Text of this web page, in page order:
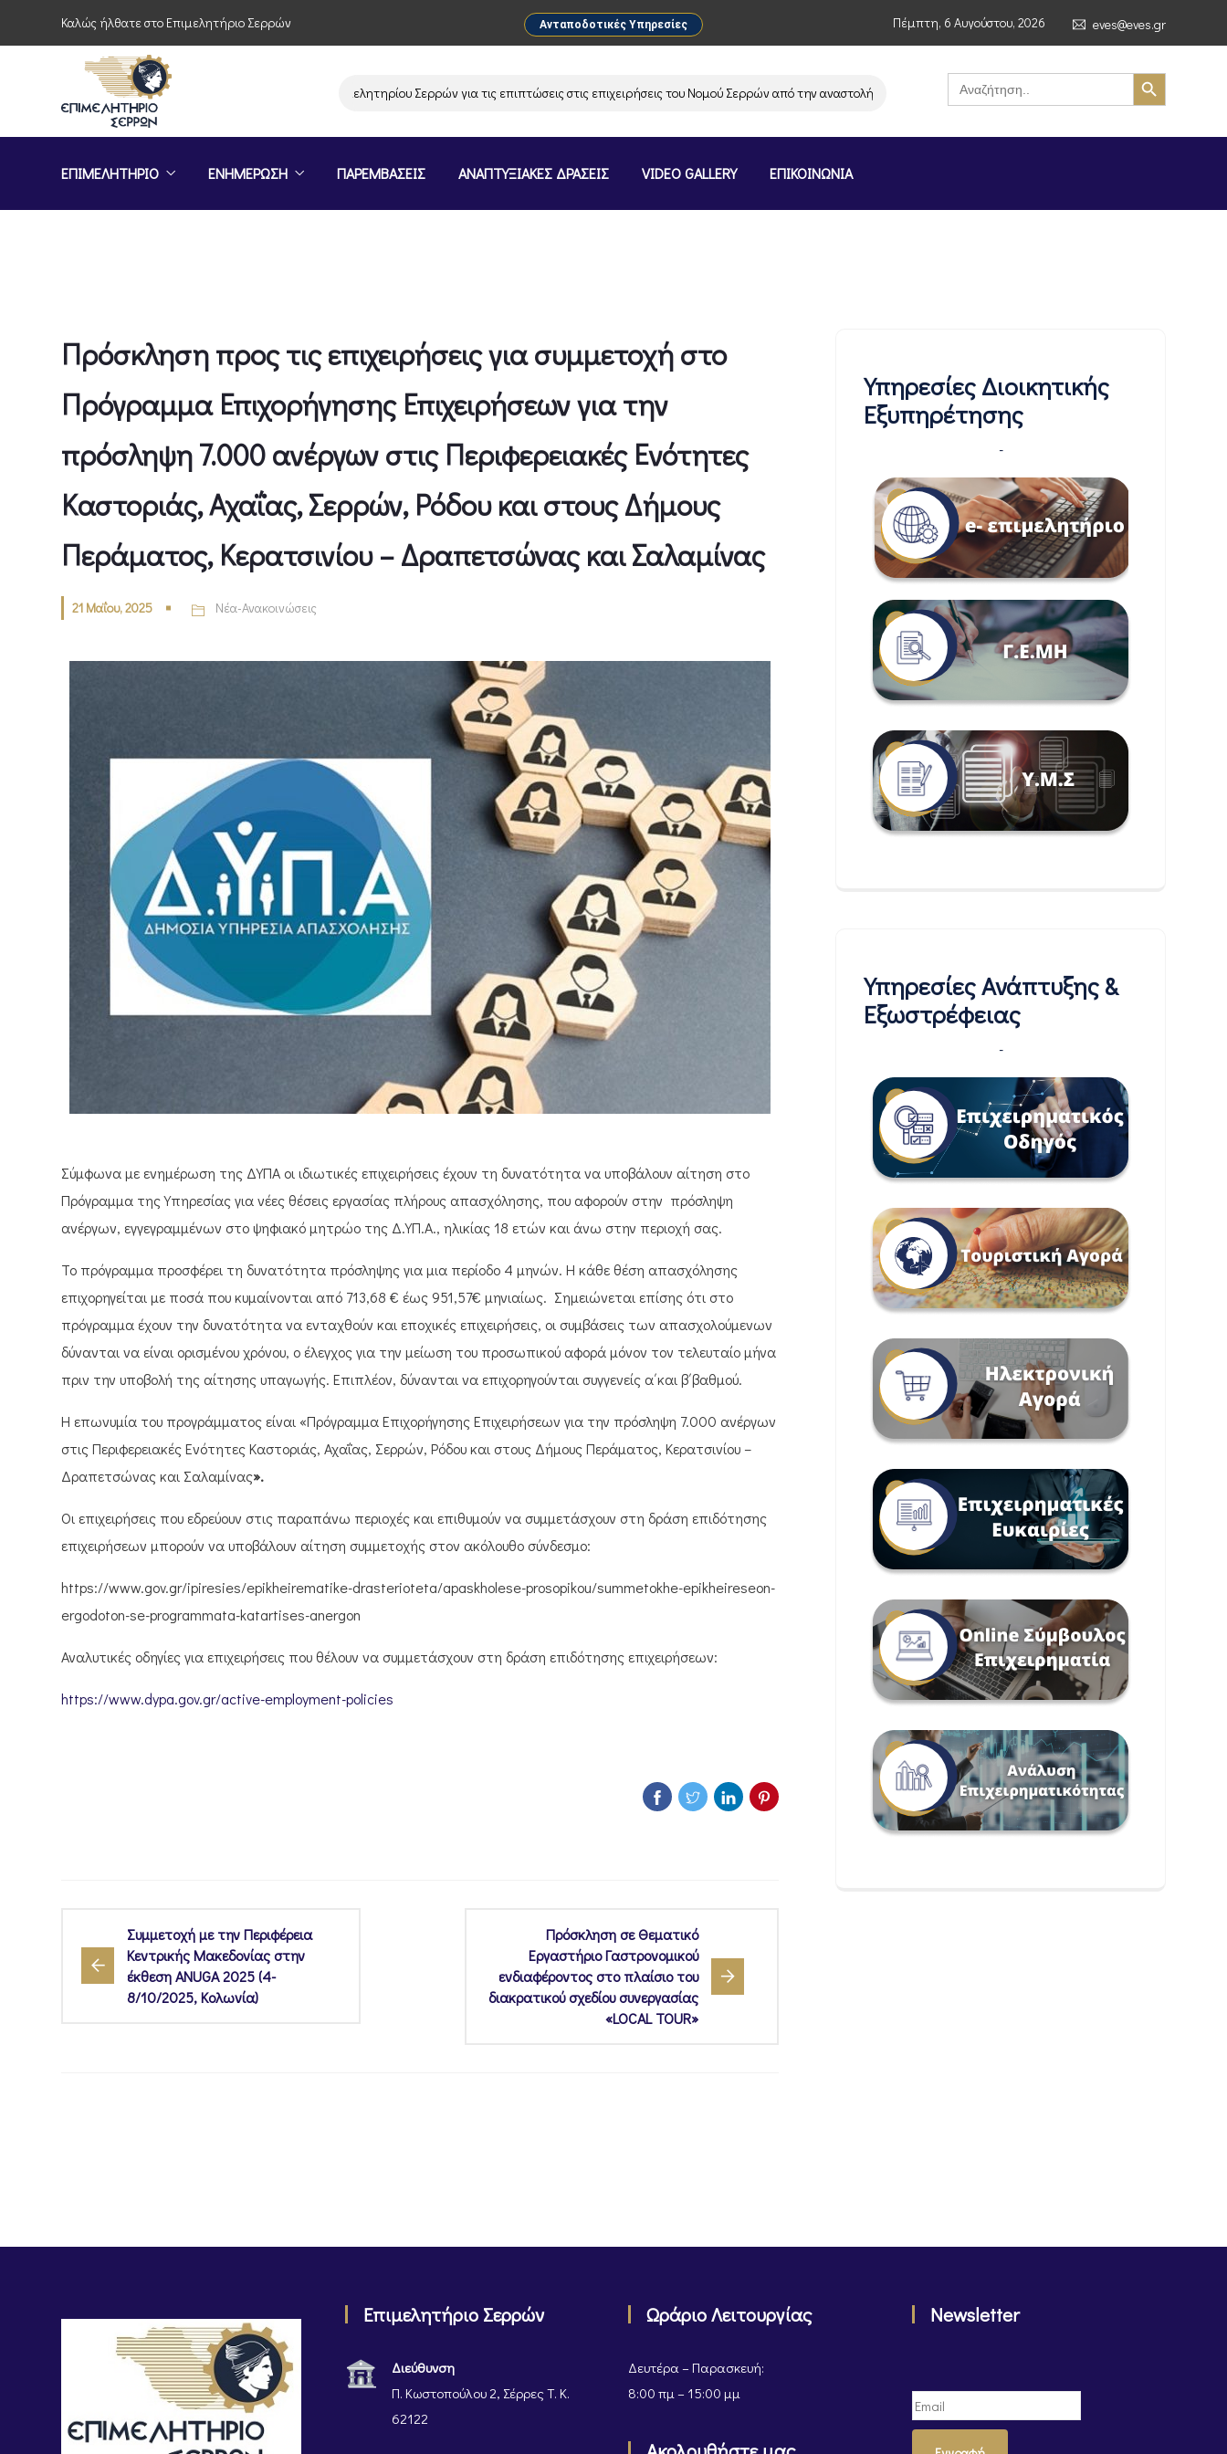
Καλώς ήλθατε στο Επιμελητήριο Σερρών Ανταποδοτικές Υπηρεσίες Πέμπτη, 6 Αυγούστου, 2026 eves@eves.gr
Παρέμβαση του Επιμελητηρίου Σερρών για τις επιπτώσεις στις επιχειρήσεις του Νομού Σερρών από την αναστολή λειτουργίας της αλυσίδας σούπερ μάρκετ MERE στην Ελλάδα –
Search
for:
Search Button
ΕΠΙΜΕΛΗΤΗΡΙΟ ΕΝΗΜΕΡΩΣΗ ΠΑΡΕΜΒΑΣΕΙΣ ΑΝΑΠΤΥΞΙΑΚΕΣ ΔΡΑΣΕΙΣ VIDEO GALLERY ΕΠΙΚΟΙΝΩΝΙΑ
Πρόσκληση προς τις επιχειρήσεις για συμμετοχή στο
Πρόγραμμα Επιχορήγησης Επιχειρήσεων για την
πρόσληψη 7.000 ανέργων στις Περιφερειακές Ενότητες
Καστοριάς, Αχαΐας, Σερρών, Ρόδου και στους Δήμους
Περάματος, Κερατσινίου – Δραπετσώνας και Σαλαμίνας
21 Μαΐου, 2025 Νέα-Ανακοινώσεις
Σύμφωνα με ενημέρωση της ΔΥΠΑ οι ιδιωτικές επιχειρήσεις έχουν τη δυνατότητα να υποβάλουν αίτηση στο
Πρόγραμμα της Υπηρεσίας για νέες θέσεις εργασίας πλήρους απασχόλησης, που αφορούν στην πρόσληψη
ανέργων, εγγεγραμμένων στο ψηφιακό μητρώο της Δ.ΥΠ.Α., ηλικίας 18 ετών και άνω στην περιοχή σας.
Το πρόγραμμα προσφέρει τη δυνατότητα πρόσληψης για μια περίοδο 4 μηνών. Η κάθε θέση απασχόλησης
επιχορηγείται με ποσά που κυμαίνονται από 713,68 € έως 951,57€ μηνιαίως. Σημειώνεται επίσης ότι στο
πρόγραμμα έχουν την δυνατότητα να ενταχθούν και εποχικές επιχειρήσεις, οι συμβάσεις των απασχολούμενων
δύνανται να είναι ορισμένου χρόνου, ο έλεγχος για την μείωση του προσωπικού αφορά μόνον τον τελευταίο μήνα
πριν την υποβολή της αίτησης υπαγωγής. Επιπλέον, δύνανται να επιχορηγούνται συγγενείς α΄και β΄βαθμού.
Η επωνυμία του προγράμματος είναι «Πρόγραμμα Επιχορήγησης Επιχειρήσεων για την πρόσληψη 7.000 ανέργων
στις Περιφερειακές Ενότητες Καστοριάς, Αχαΐας, Σερρών, Ρόδου και στους Δήμους Περάματος, Κερατσινίου –
Δραπετσώνας και Σαλαμίνας».
Οι επιχειρήσεις που εδρεύουν στις παραπάνω περιοχές και επιθυμούν να συμμετάσχουν στη δράση επιδότησης
επιχειρήσεων μπορούν να υποβάλουν αίτηση συμμετοχής στον ακόλουθο σύνδεσμο:
https://www.gov.gr/ipiresies/epikheirematike-drasterioteta/apaskholese-prosopikou/summetokhe-epikheireseon-
ergodoton-se-programmata-katartises-anergon
Αναλυτικές οδηγίες για επιχειρήσεις που θέλουν να συμμετάσχουν στη δράση επιδότησης επιχειρήσεων:
https://www.dypa.gov.gr/active-employment-policies
Συμμετοχή με την Περιφέρεια
Κεντρικής Μακεδονίας στην
έκθεση ANUGA 2025 (4-
8/10/2025, Κολωνία)
Πρόσκληση σε Θεματικό
Εργαστήριο Γαστρονομικού
ενδιαφέροντος στο πλαίσιο του
διακρατικού σχεδίου συνεργασίας
«LOCAL TOUR»
Υπηρεσίες Διοικητικής
Εξυπηρέτησης
-
Υπηρεσίες Ανάπτυξης &
Εξωστρέφειας
-
Επιμελητήριο Σερρών
Διεύθυνση
Π. Κωστοπούλου 2, Σέρρες Τ. Κ.
62122
Ωράριο Λειτουργίας
Δευτέρα – Παρασκευή:
8:00 πμ – 15:00 μμ
Newsletter